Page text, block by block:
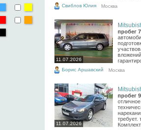
Свиблов Юлия Москва
11.07.2026
пробег
Борис Аршавский Москва
11.07.2026
пробег
требует.